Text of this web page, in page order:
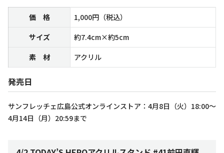
価 格
1,000円（税込）
サイズ
約7.4cm×約5cm
素 材
アクリル
発売日
サンフレッチェ広島公式オンラインストア：4月8日（火）18:00～
4月14日（月）20:59まで